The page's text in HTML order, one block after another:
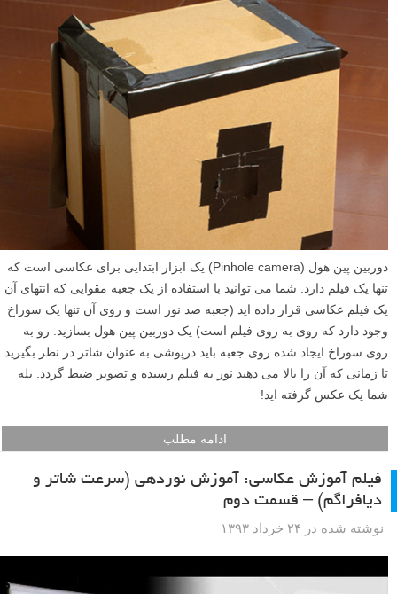
دوربین پین هول (Pinhole camera) یک ابزار ابتدایی برای عکاسی است که
تنها یک فیلم دارد. شما می توانید با استفاده از یک جعبه مقوایی که انتهای آن
یک فیلم عکاسی قرار داده اید (جعبه ضد نور است و روی آن تنها یک سوراخ
وجود دارد که روی به روی فیلم است) یک دوربین پین هول بسازید. رو به
روی سوراخ ایجاد شده روی جعبه باید درپوشی به عنوان شاتر در نظر بگیرید
تا زمانی که آن را بالا می دهید نور به فیلم رسیده و تصویر ضبط گردد. بله
شما یک عکس گرفته اید!
ادامه مطلب
فیلم آموزش عکاسی: آموزش نوردهی (سرعت شاتر و
دیافراگم) – قسمت دوم
نوشته شده در ۲۴ خرداد ۱۳۹۳